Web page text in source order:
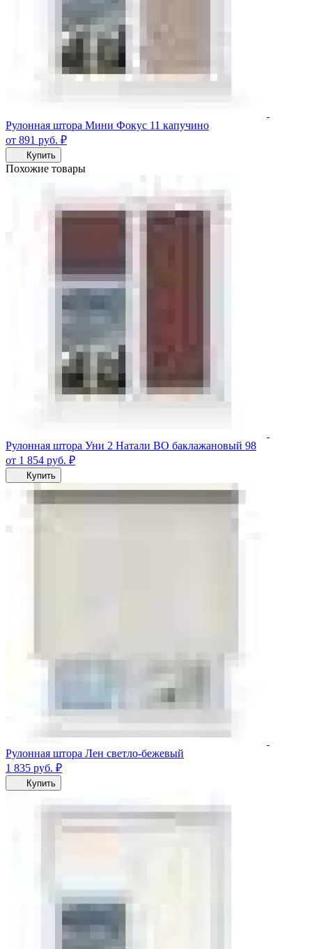
Рулонная штора Мини Фокус 11 капучино
от 891 руб. ₽
Купить
Похожие товары
Рулонная штора Уни 2 Натали ВО баклажановый 98
от 1 854 руб. ₽
Купить
Рулонная штора Лен светло-бежевый
1 835 руб. ₽
Купить